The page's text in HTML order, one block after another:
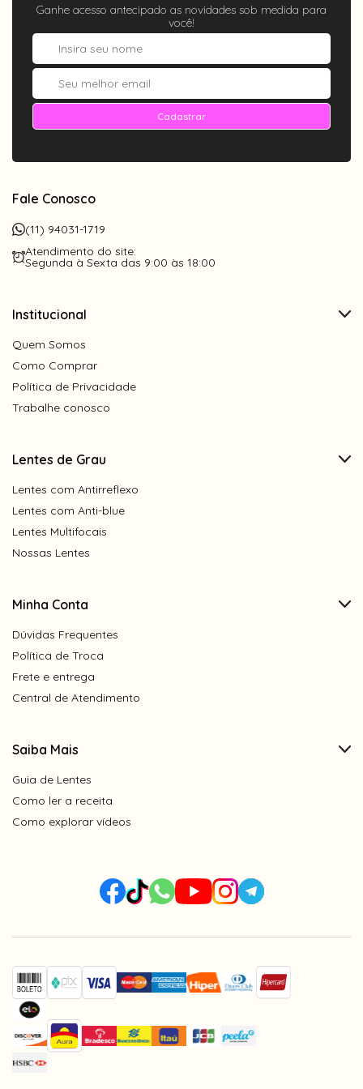
Ganhe acesso antecipado as novidades sob medida para
você!
Cadastrar
Fale Conosco
(11) 94031-1719
Atendimento do site:
Segunda à Sexta das 9:00 às 18:00
Institucional
Quem Somos
Como Comprar
Política de Privacidade
Trabalhe conosco
Lentes de Grau
Lentes com Antirreflexo
Lentes com Anti-blue
Lentes Multifocais
Nossas Lentes
Minha Conta
Dúvidas Frequentes
Política de Troca
Frete e entrega
Central de Atendimento
Saiba Mais
Guia de Lentes
Como ler a receita
Como explorar vídeos